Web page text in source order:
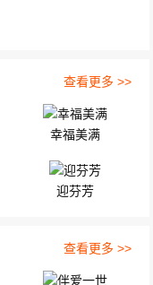
查看更多 >>
幸福美满
迎芬芳
查看更多 >>